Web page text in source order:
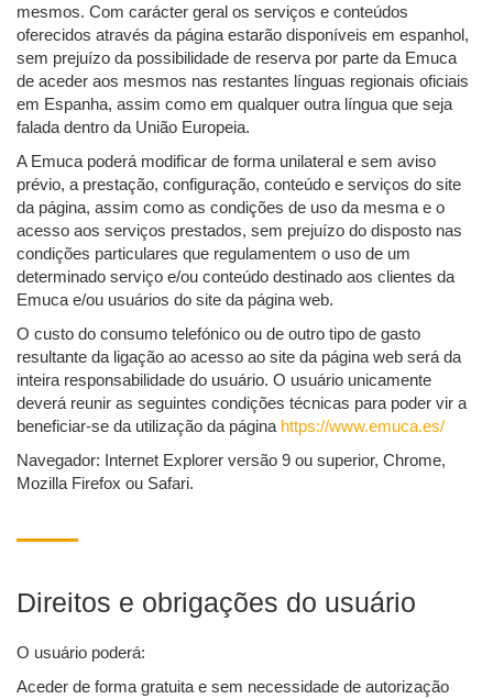
mesmos. Com carácter geral os serviços e conteúdos
oferecidos através da página estarão disponíveis em espanhol,
sem prejuízo da possibilidade de reserva por parte da Emuca
de aceder aos mesmos nas restantes línguas regionais oficiais
em Espanha, assim como em qualquer outra língua que seja
falada dentro da União Europeia.
A Emuca poderá modificar de forma unilateral e sem aviso
prévio, a prestação, configuração, conteúdo e serviços do site
da página, assim como as condições de uso da mesma e o
acesso aos serviços prestados, sem prejuízo do disposto nas
condições particulares que regulamentem o uso de um
determinado serviço e/ou conteúdo destinado aos clientes da
Emuca e/ou usuários do site da página web.
O custo do consumo telefónico ou de outro tipo de gasto
resultante da ligação ao acesso ao site da página web será da
inteira responsabilidade do usuário. O usuário unicamente
deverá reunir as seguintes condições técnicas para poder vir a
beneficiar-se da utilização da página https://www.emuca.es/
Navegador: Internet Explorer versão 9 ou superior, Chrome,
Mozilla Firefox ou Safari.
Direitos e obrigações do usuário
O usuário poderá:
Aceder de forma gratuita e sem necessidade de autorização